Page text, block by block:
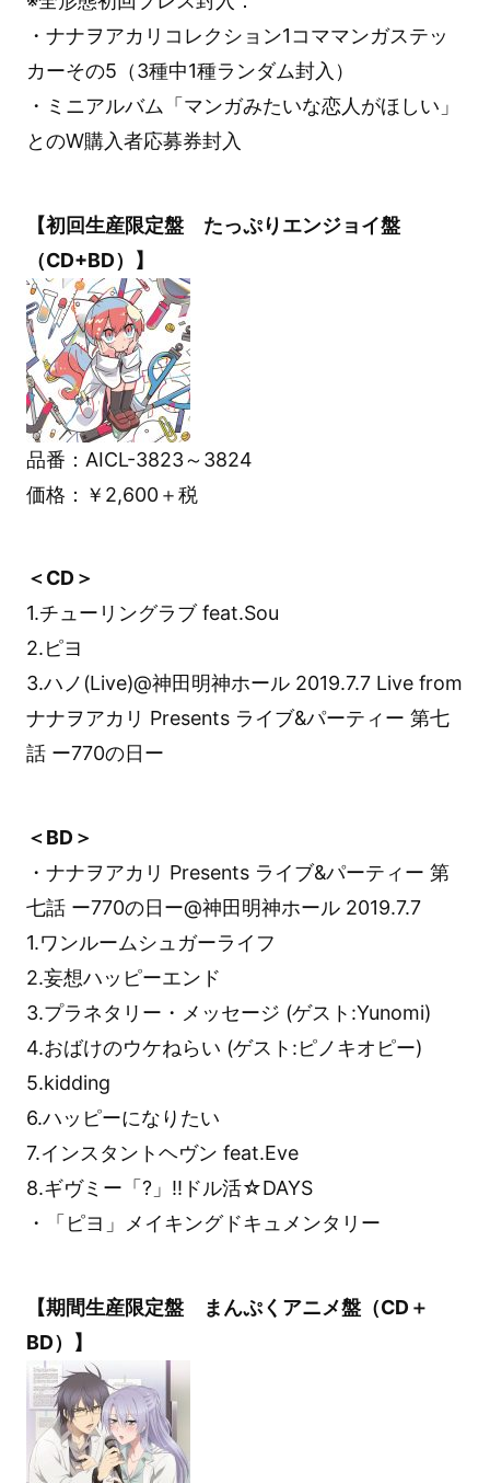
・ナナヲアカリコレクション1コママンガステッ
カーその5（3種中1種ランダム封入）
・ミニアルバム「マンガみたいな恋人がほしい」
とのW購入者応募券封入
【初回生産限定盤 たっぷりエンジョイ盤
（CD+BD）】
品番：AICL-3823～3824
価格：￥2,600＋税
＜CD＞
1.チューリングラブ feat.Sou
2.ピヨ
3.ハノ(Live)@神田明神ホール 2019.7.7 Live from
ナナヲアカリ Presents ライブ&パーティー 第七
話 ー770の日ー
＜BD＞
・ナナヲアカリ Presents ライブ&パーティー 第
七話 ー770の日ー@神田明神ホール 2019.7.7
1.ワンルームシュガーライフ
2.妄想ハッピーエンド
3.プラネタリー・メッセージ (ゲスト:Yunomi)
4.おばけのウケねらい (ゲスト:ピノキオピー)
5.kidding
6.ハッピーになりたい
7.インスタントヘヴン feat.Eve
8.ギヴミー「?」!!ドル活☆DAYS
・「ピヨ」メイキングドキュメンタリー
【期間生産限定盤 まんぷくアニメ盤（CD＋
BD）】